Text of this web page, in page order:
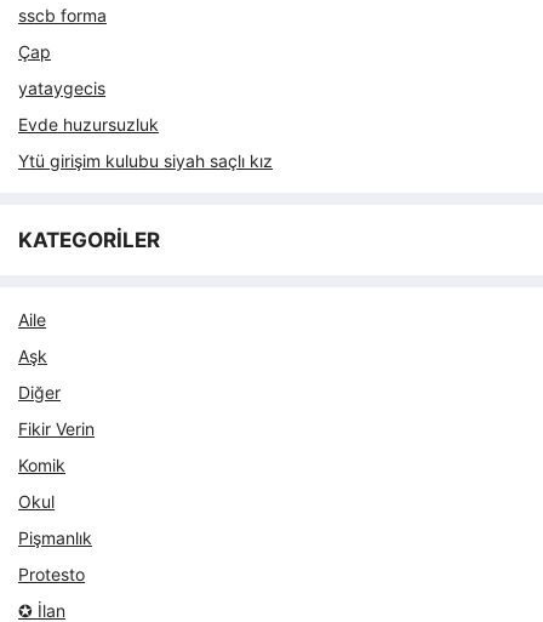
sscb forma
Çap
yataygecis
Evde huzursuzluk
Ytü girişim kulubu siyah saçlı kız
KATEGORİLER
Aile
Aşk
Diğer
Fikir Verin
Komik
Okul
Pişmanlık
Protesto
✪ İlan